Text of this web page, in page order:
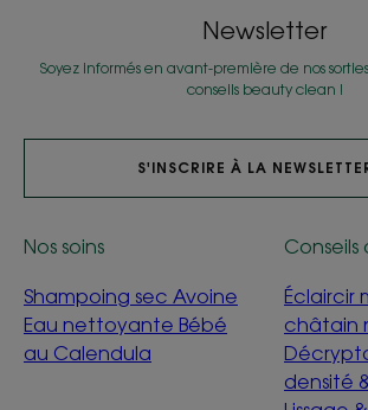
Newsletter
Soyez informés en avant-première de nos
conseils beauty clean !
S'INSCRIRE À LA
Nos soins
Shampoing sec Avoine
Eau nettoyante Bébé
au Calendula
Éclaircir
châtain
densité